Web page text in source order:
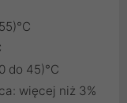
do 45)°C
więcej niż 3%